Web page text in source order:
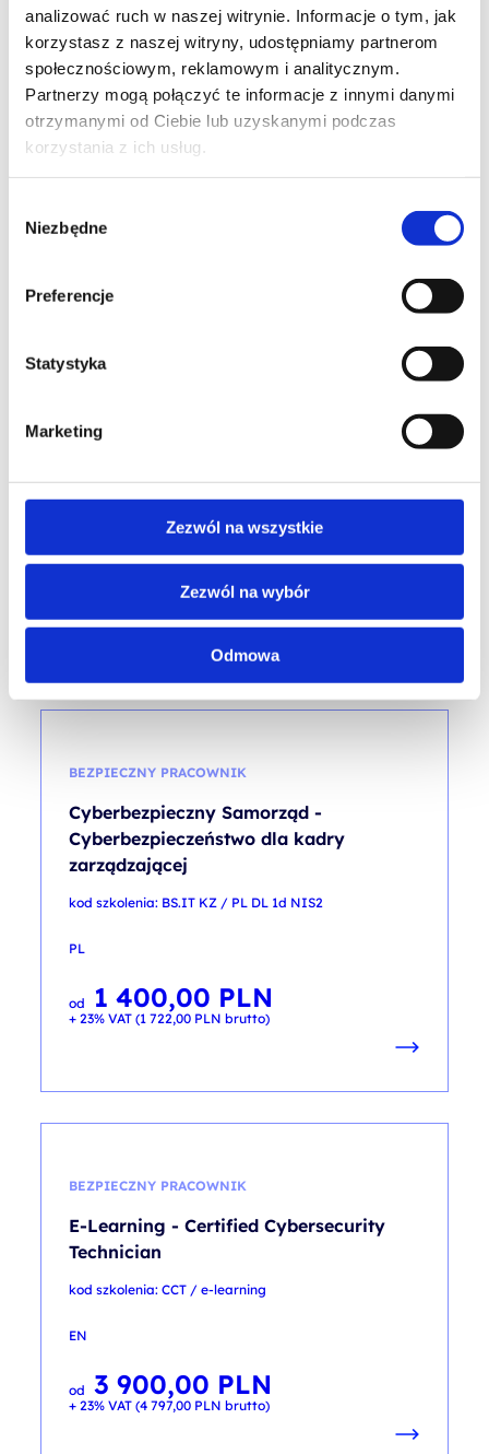
analizować ruch w naszej witrynie. Informacje o tym, jak
korzystasz z naszej witryny, udostępniamy partnerom
społecznościowym, reklamowym i analitycznym.
Partnerzy mogą połączyć te informacje z innymi danymi
otrzymanymi od Ciebie lub uzyskanymi podczas
korzystania z ich usług.
zgody
Niezbędne
Preferencje
Statystyka
Marketing
Zezwól na wszystkie
Zezwól na wybór
Odmowa
Cyberbezpieczeństwo dla kadry
zarządzającej (AI)
kod szkolenia: BS.IT KZ / PL DL 2d NIS2
PL
od 1 950,00PLN
NOWOŚĆ
BEZPIECZEŃSTWO INFORMACJI
w przedsiębiorstwach wodociągowo-
350,00PLN
BEZPIECZNY PRACOWNIK
Cyberbezpieczny Samorząd -
Cyberbezpieczeństwo dla kadry
zarządzającej
kod szkolenia: BS.IT KZ / PL DL 1d NIS2
PL
od 1 400,00 PLN
+ 23% VAT (1 722,00 PLN brutto)
BEZPIECZNY PRACOWNIK
E-Learning - Certified Cybersecurity
Technician
kod szkolenia: CCT / e-learning
EN
od 3 900,00 PLN
+ 23% VAT (4 797,00 PLN brutto)